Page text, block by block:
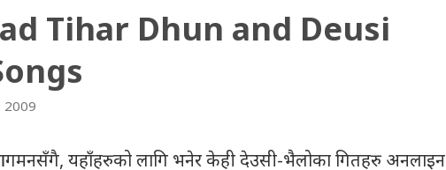
Tihar Dhun and Deusi
2009
यहाँहरुको लागि भनेर केही देउसी-भैलोका गितहरु अनलाइन